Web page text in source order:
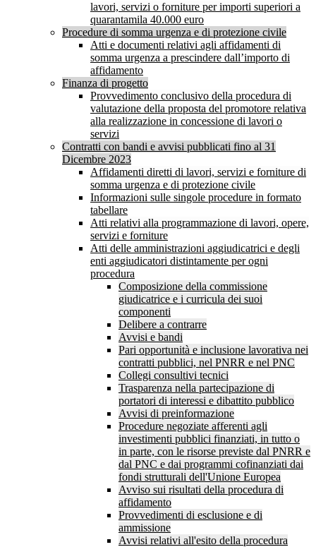
lavori, servizi o forniture per importi superiori a
quarantamila 40.000 euro
Procedure di somma urgenza e di protezione civile
Atti e documenti relativi agli affidamenti di
somma urgenza a prescindere dall’importo di
affidamento
Finanza di progetto
Provvedimento conclusivo della procedura di
valutazione della proposta del promotore relativa
alla realizzazione in concessione di lavori o
servizi
Contratti con bandi e avvisi pubblicati fino al 31
Dicembre 2023
Affidamenti diretti di lavori, servizi e forniture di
somma urgenza e di protezione civile
Informazioni sulle singole procedure in formato
tabellare
Atti relativi alla programmazione di lavori, opere,
servizi e forniture
Atti delle amministrazioni aggiudicatrici e degli
enti aggiudicatori distintamente per ogni
procedura
Composizione della commissione
giudicatrice e i curricula dei suoi
componenti
Delibere a contrarre
Avvisi e bandi
Pari opportunità e inclusione lavorativa nei
contratti pubblici, nel PNRR e nel PNC
Collegi consultivi tecnici
Trasparenza nella partecipazione di
portatori di interessi e dibattito pubblico
Avvisi di preinformazione
Procedure negoziate afferenti agli
investimenti pubblici finanziati, in tutto o
in parte, con le risorse previste dal PNRR e
dal PNC e dai programmi cofinanziati dai
fondi strutturali dell'Unione Europea
Avviso sui risultati della procedura di
affidamento
Provvedimenti di esclusione e di
ammissione
Avvisi relativi all'esito della procedura